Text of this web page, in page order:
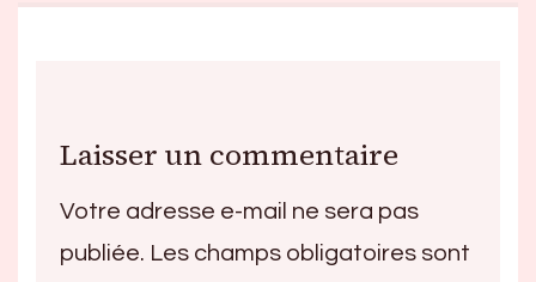
Laisser un commentaire
Votre adresse e-mail ne sera pas
publiée. Les champs obligatoires sont